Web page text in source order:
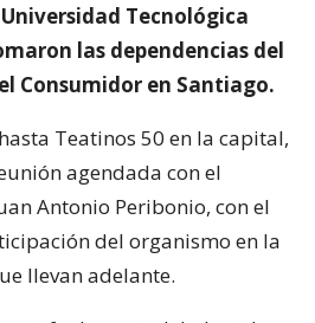
Tecnológica
las dependencias del
Consumidor en Santiago.
Teatinos 50 en la capital,
agendada con el
Antonio Peribonio, con el
del organismo en la
llevan adelante.